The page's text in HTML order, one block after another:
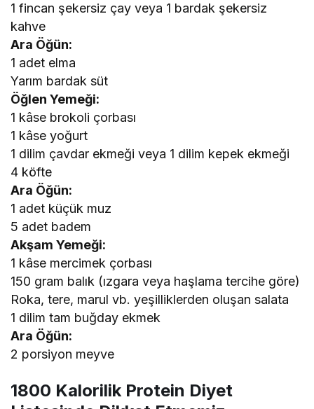
1 fincan şekersiz çay veya 1 bardak şekersiz
kahve
Ara Öğün:
1 adet elma
Yarım bardak süt
Öğlen Yemeği:
1 kâse brokoli çorbası
1 kâse yoğurt
1 dilim çavdar ekmeği veya 1 dilim kepek ekmeği
4 köfte
Ara Öğün:
1 adet küçük muz
5 adet badem
Akşam Yemeği:
1 kâse mercimek çorbası
150 gram balık (ızgara veya haşlama tercihe göre)
Roka, tere, marul vb. yeşilliklerden oluşan salata
1 dilim tam buğday ekmek
Ara Öğün:
2 porsiyon meyve
1800 Kalorilik Protein Diyet